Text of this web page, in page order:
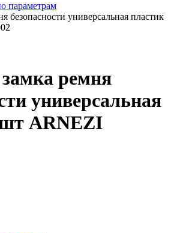
параметрам
безопасности универсальная пластик
ремня
универсальная
ARNEZI